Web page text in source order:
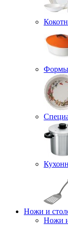
Формы
Ножи и
Ножи